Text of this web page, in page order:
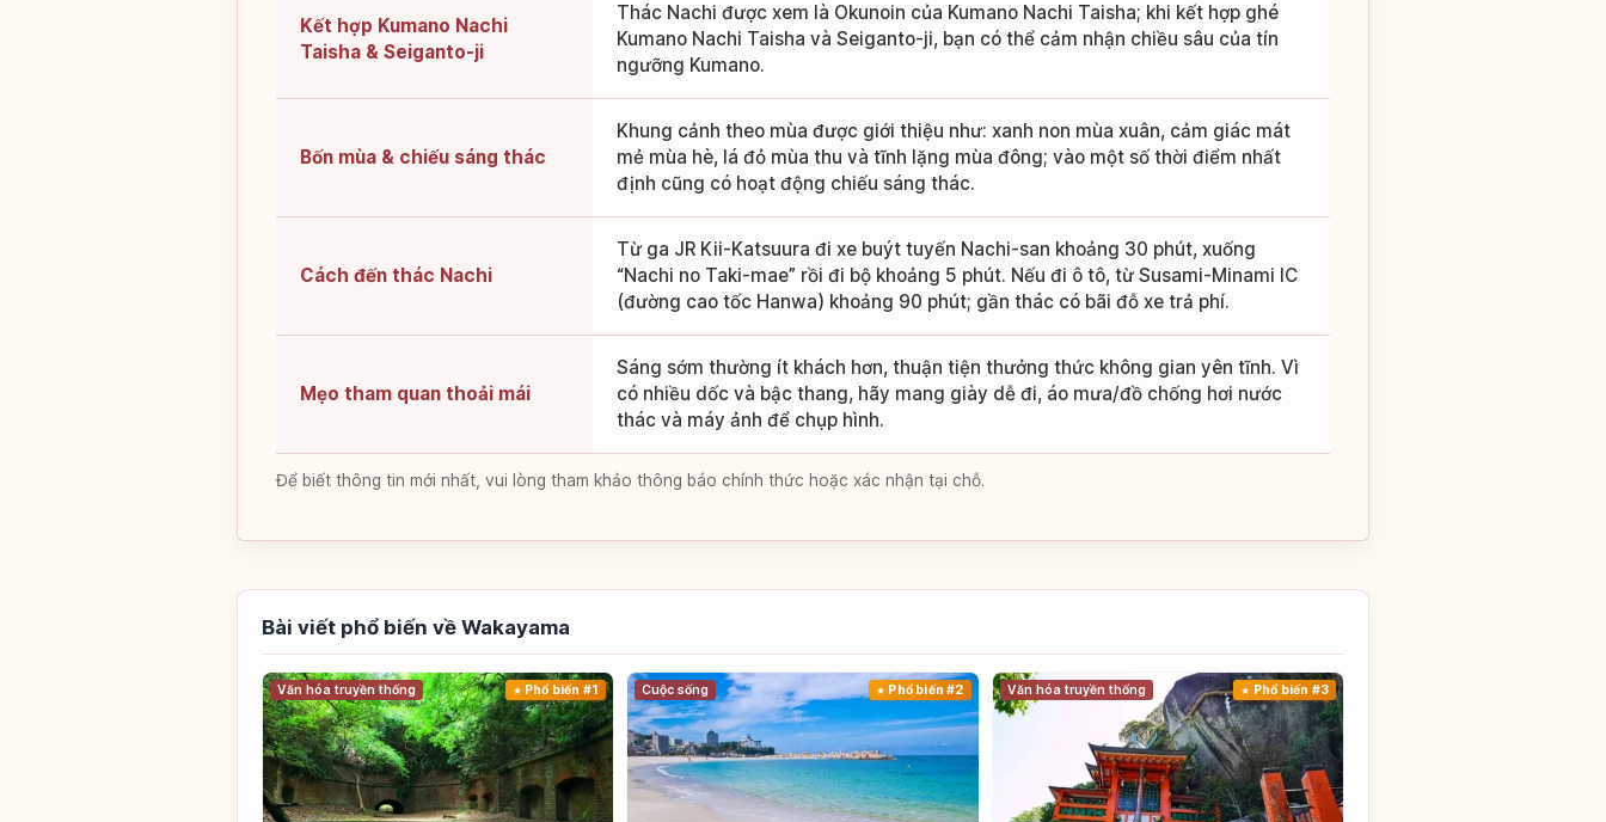
Kết hợp Kumano Nachi
Taisha & Seiganto-ji
Thác Nachi được xem là Okunoin của Kumano Nachi Taisha; khi kết hợp ghé
Kumano Nachi Taisha và Seiganto-ji, bạn có thể cảm nhận chiều sâu của tín
ngưỡng Kumano.
Bốn mùa & chiếu sáng thác
Khung cảnh theo mùa được giới thiệu như: xanh non mùa xuân, cảm giác mát
mẻ mùa hè, lá đỏ mùa thu và tĩnh lặng mùa đông; vào một số thời điểm nhất
định cũng có hoạt động chiếu sáng thác.
Cách đến thác Nachi
Từ ga JR Kii-Katsuura đi xe buýt tuyến Nachi-san khoảng 30 phút, xuống
“Nachi no Taki-mae” rồi đi bộ khoảng 5 phút. Nếu đi ô tô, từ Susami-Minami IC
(đường cao tốc Hanwa) khoảng 90 phút; gần thác có bãi đỗ xe trả phí.
Mẹo tham quan thoải mái
Sáng sớm thường ít khách hơn, thuận tiện thưởng thức không gian yên tĩnh. Vì
có nhiều dốc và bậc thang, hãy mang giày dễ đi, áo mưa/đồ chống hơi nước
thác và máy ảnh để chụp hình.
Để biết thông tin mới nhất, vui lòng tham khảo thông báo chính thức hoặc xác nhận tại chỗ.
Bài viết phổ biến về Wakayama
Văn hóa truyền thống Phổ biến #1 Cuộc sống Phổ biến #2 Văn hóa truyền thống Phổ biến #3